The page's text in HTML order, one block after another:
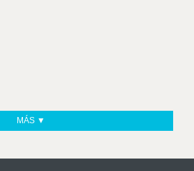
MÁS ▼